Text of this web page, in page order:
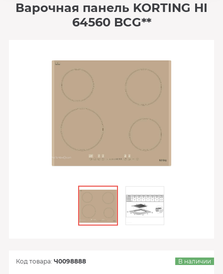
Варочная панель KORTING HI
64560 BCG**
Код товара: Ч0098888 В наличии